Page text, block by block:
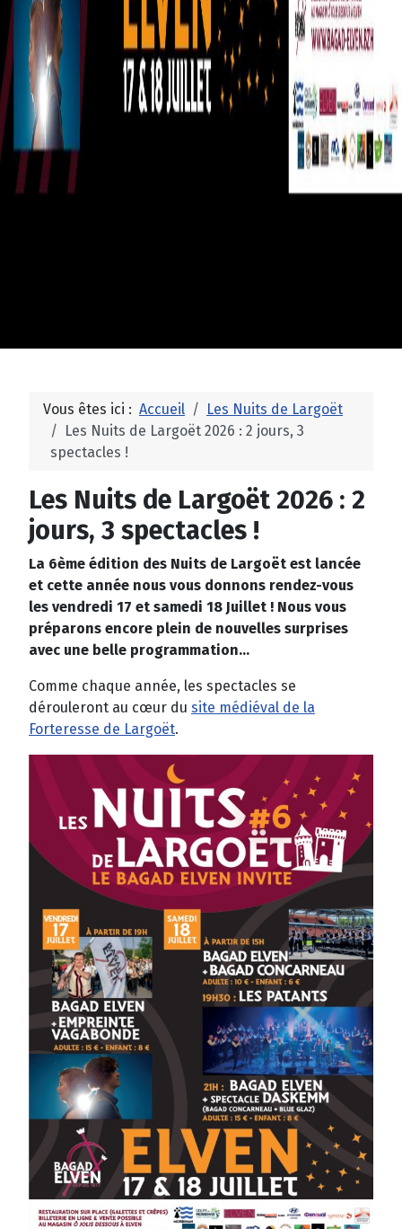
Vous êtes ici : Accueil
Les Nuits de Largoët
Les Nuits de Largoët 2026 : 2 jours, 3
spectacles !
Les Nuits de Largoët 2026 : 2
jours, 3 spectacles !
La 6ème édition des Nuits de Largoët est lancée
et cette année nous vous donnons rendez-vous
les vendredi 17 et samedi 18 Juillet ! Nous vous
préparons encore plein de nouvelles surprises
avec une belle programmation...
Comme chaque année, les spectacles se
dérouleront au cœur du site médiéval de la
Forteresse de Largoët.